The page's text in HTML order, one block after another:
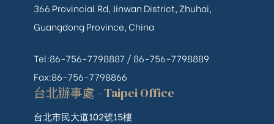
366 Provincial Rd, Jinwan District, Zhuhai,
Guangdong Province, China
Tel:86-756-7798887 / 86-756-7798889
Fax:86-756-7798866
台北辦事處 - Taipei Office
台北市民大道102號15樓